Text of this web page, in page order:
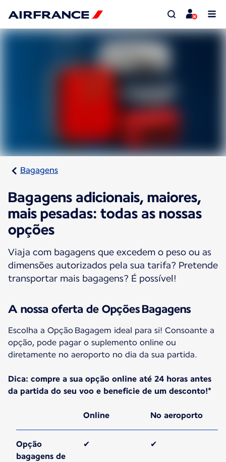
Bagagens
Bagagens adicionais, maiores,
mais pesadas: todas as nossas
opções
Viaja com bagagens que excedem o peso ou as
dimensões autorizados pela sua tarifa? Pretende
transportar mais bagagens? É possível!
A nossa oferta de Opções Bagagens
Escolha a Opção Bagagem ideal para si! Consoante a
opção, pode pagar o suplemento online ou
diretamente no aeroporto no dia da sua partida.
Dica: compre a sua opção online até 24 horas antes
da partida do seu voo e beneficie de um desconto!*
Online No aeroporto
Opção
bagagens de
✔ ✔